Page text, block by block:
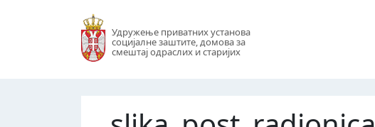
Удружење приватних установа
социјалне заштите, домова за
смештај одраслих и старијих